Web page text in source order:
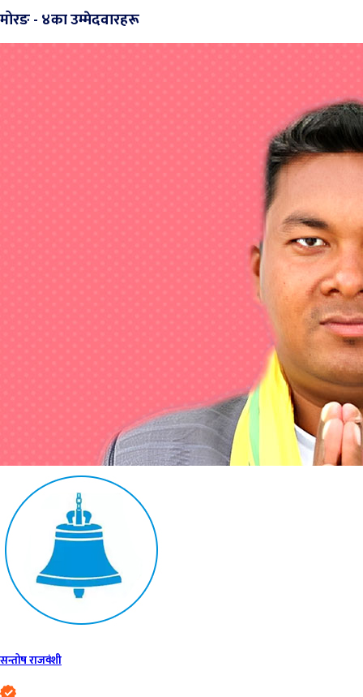
मोरङ - ४का उम्मेदवारहरू
सन्तोष राजवंशी